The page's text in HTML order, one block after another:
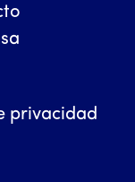
privacidad